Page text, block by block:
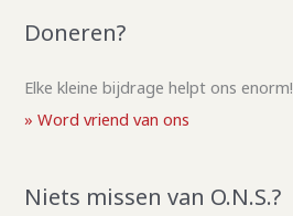
Doneren?
Elke kleine bijdrage helpt ons enorm!
» Word vriend van ons
Niets missen van O.N.S.?